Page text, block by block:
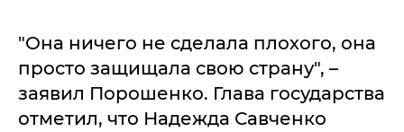
"Она ничего не сделала плохого, она
просто защищала свою страну", –
заявил Порошенко. Глава государства
отметил, что Надежда Савченко